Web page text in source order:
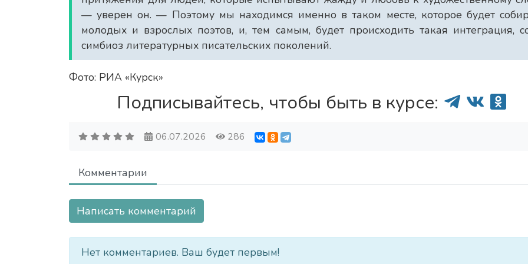
— уверен он. — Поэтому мы находимся именно в таком месте, которое будет
молодых и взрослых поэтов, и, тем самым, будет происходить такая интеграция,
симбиоз литературных писательских поколений.
Фото: РИА «Курск»
Подписывайтесь, чтобы быть в курсе:
06.07.2026 286
Комментарии
Написать комментарий
Нет комментариев. Ваш будет первым!